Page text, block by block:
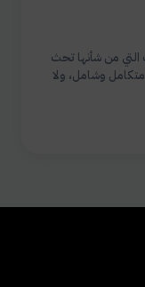
التي من شأنها تحث
وشامل، ولا